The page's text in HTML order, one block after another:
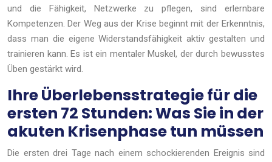
und die Fähigkeit, Netzwerke zu pflegen, sind erlernbare
Kompetenzen. Der Weg aus der Krise beginnt mit der Erkenntnis,
dass man die eigene Widerstandsfähigkeit aktiv gestalten und
trainieren kann. Es ist ein mentaler Muskel, der durch bewusstes
Üben gestärkt wird.
Ihre Überlebensstrategie für die
ersten 72 Stunden: Was Sie in der
akuten Krisenphase tun müssen
Die ersten drei Tage nach einem schockierenden Ereignis sind